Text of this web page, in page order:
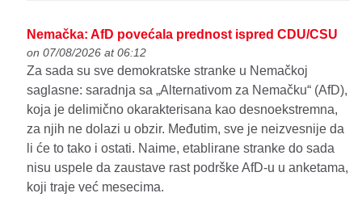
Nemačka: AfD povećala prednost ispred CDU/CSU
on 07/08/2026 at 06:12
Za sada su sve demokratske stranke u Nemačkoj
saglasne: saradnja sa „Alternativom za Nemačku“ (AfD),
koja je delimično okarakterisana kao desnoekstremna,
za njih ne dolazi u obzir. Međutim, sve je neizvesnije da
li će to tako i ostati. Naime, etablirane stranke do sada
nisu uspele da zaustave rast podrške AfD-u u anketama,
koji traje već mesecima.